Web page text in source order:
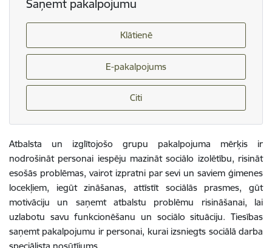
Saņemt pakalpojumu
Klātienē
E-pakalpojums
Citi
Atbalsta un izglītojošo grupu pakalpojuma mērķis ir
nodrošināt personai iespēju mazināt sociālo izolētību, risināt
esošās problēmas, vairot izpratni par sevi un saviem ģimenes
locekļiem, iegūt zināšanas, attīstīt sociālās prasmes, gūt
motivāciju un saņemt atbalstu problēmu risināšanai, lai
uzlabotu savu funkcionēšanu un sociālo situāciju. Tiesības
saņemt pakalpojumu ir personai, kurai izsniegts sociālā darba